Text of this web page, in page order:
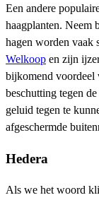
Een andere
haagplanten. Neem
hagen worden vaak
Welkoop en zijn
bijkomend voordeel
beschutting tegen
geluid tegen te
afgeschermde
Hedera
Als we het woord